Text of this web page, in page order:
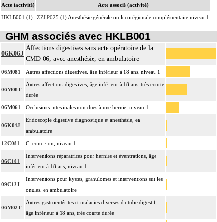
Acte (activité) Acte associé (activité)
HKLB001 (1) ZZLP025 (1) Anesthésie générale ou locorégionale complémentaire niveau 1
GHM associés avec HKLB001
06K06J
Affections digestives sans acte opératoire de la
CMD 06, avec anesthésie, en ambulatoire
06M081 Autres affections digestives, âge inférieur à 18 ans, niveau 1
06M08T
Autres affections digestives, âge inférieur à 18 ans, très courte
durée
06M061 Occlusions intestinales non dues à une hernie, niveau 1
06K04J
Endoscopie digestive diagnostique et anesthésie, en
ambulatoire
12C081 Circoncision, niveau 1
06C101
Interventions réparatrices pour hernies et éventrations, âge
inférieur à 18 ans, niveau 1
09C12J
Interventions pour kystes, granulomes et interventions sur les
ongles, en ambulatoire
06M02T
Autres gastroentérites et maladies diverses du tube digestif,
âge inférieur à 18 ans, très courte durée